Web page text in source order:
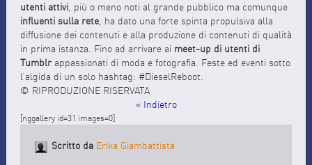
utenti attivi, più o meno noti al grande pubblico ma comunque
influenti sulla rete, ha dato una forte spinta propulsiva alla
diffusione dei contenuti e alla produzione di contenuti di qualità
in prima istanza. Fino ad arrivare ai meet-up di utenti di
Tumblrappassionati di moda e fotografia. Feste ed eventi sotto
l’algida di un solo hashtag: #DieselReboot.
© RIPRODUZIONE RISERVATA
« Indietro
[nggallery id=31 images=0]
Scritto da Erika Giambattista